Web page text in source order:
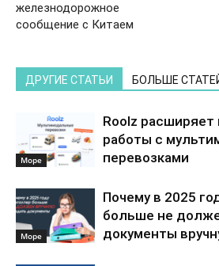
железнодорожное
сообщение с Китаем
ДРУГИЕ СТАТЬИ БОЛЬШЕ
Море
Roolz
работы с
перевозками
Море
Почему в 2025
больше не
документы